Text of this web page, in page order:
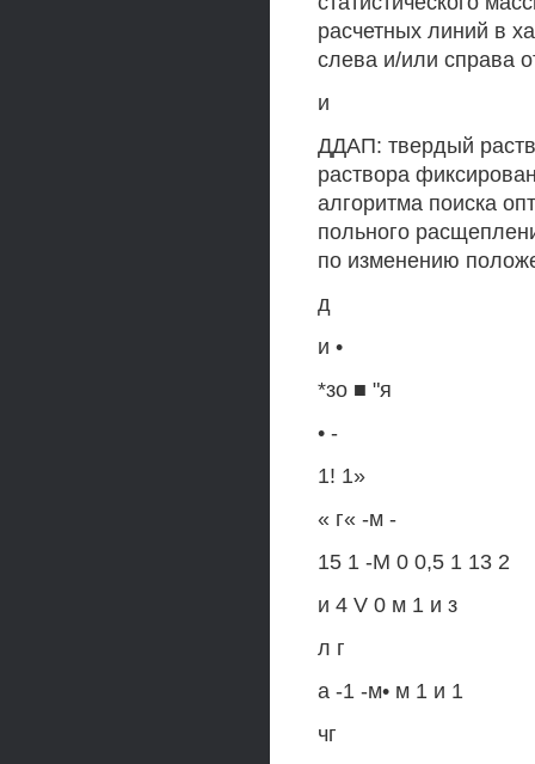
расчетных линий в
слева и/или справа
и
ДДАП: твердый
раствора
алгоритма поиска
польного
по изменению
д
и •
*зо ■ "я
• -
1! 1»
« г« -м -
15 1 -М 0 0,5 1 13 2
и 4 V 0 м 1 и з
л г
а -1 -м• м 1 и 1
чг